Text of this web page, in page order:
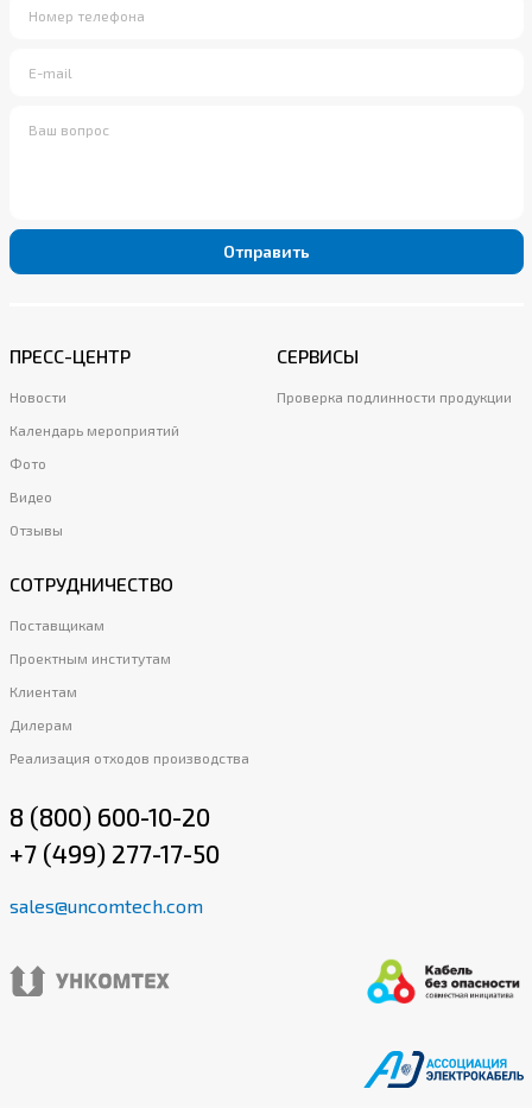
Отправить
ПРЕСС-ЦЕНТР
Новости
Календарь мероприятий
Фото
Видео
Отзывы
СЕРВИСЫ
Проверка подлинности продукции
СОТРУДНИЧЕСТВО
Поставщикам
Проектным институтам
Клиентам
Дилерам
Реализация отходов производства
8 (800) 600-10-20
+7 (499) 277-17-50
sales@uncomtech.com